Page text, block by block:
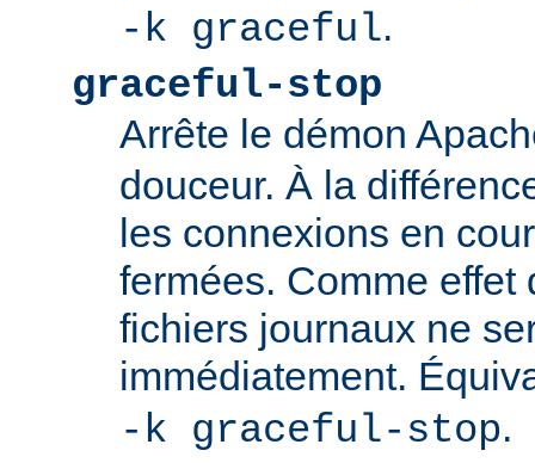
-k graceful.
graceful-stop
Arrête le démon
douceur. À la
les connexions en
fermées. Comme
fichiers journaux ne
immédiatement.
-k graceful-stop.